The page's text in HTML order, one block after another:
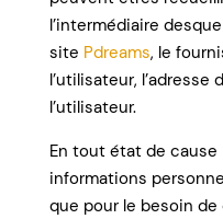
l’intermédiaire
site Pdreams, le
l’utilisateur,
l’utilisateur.
En tout état de cause
informations
que pour le besoin